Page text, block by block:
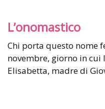
L’onomastico
Chi porta questo nome
novembre, giorno in cui
Elisabetta, madre di